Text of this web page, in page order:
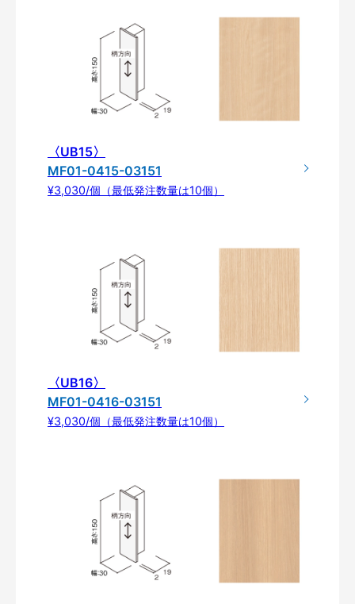
〈UB15〉
MF01-0415-03151
¥3,030/個（最低発注数量は10個）
〈UB16〉
MF01-0416-03151
¥3,030/個（最低発注数量は10個）